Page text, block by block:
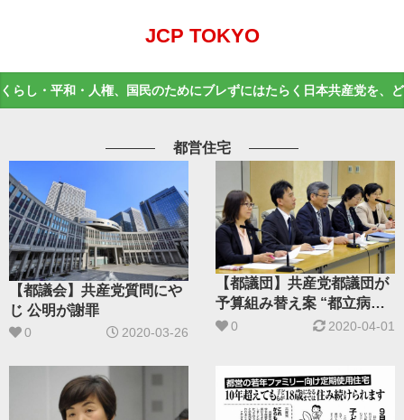
JCP TOKYO
くらし・平和・人権、国民のためにブレずにはたらく日本共産党を、
都営住宅
【都議会】共産党質問にや
じ 公明が謝罪
0 2020-03-26
【都議団】共産党都議団が
予算組み替え案 “都立病院
独法化やめよ”
0 2020-04-01